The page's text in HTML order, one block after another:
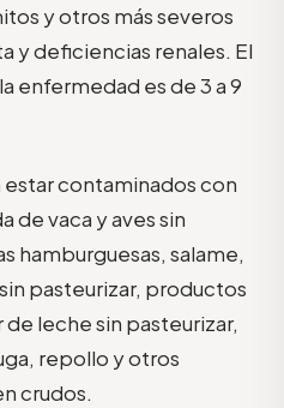
y otros más severos
y deficiencias renales. El
enfermedad es de 3 a 9
contaminados con
de vaca y aves sin
hamburguesas, salame,
pasteurizar, productos
leche sin pasteurizar,
repollo y otros
crudos.